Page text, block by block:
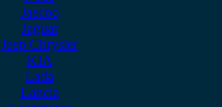
Jaecoo
Jaguar
Jeep Chrysler
KIA
Lada
Lancia